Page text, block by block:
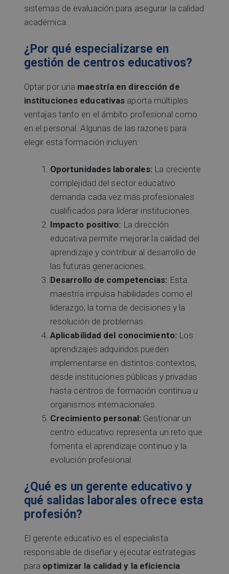
sistemas de evaluación para asegurar la calidad
académica.
¿Por qué especializarse en
gestión de centros educativos?
Optar por una maestría en dirección de
instituciones educativas aporta múltiples
ventajas tanto en el ámbito profesional como
en el personal. Algunas de las razones para
elegir esta formación incluyen:
Oportunidades laborales: La creciente
complejidad del sector educativo
demanda cada vez más profesionales
cualificados para liderar instituciones.
Impacto positivo: La dirección
educativa permite mejorar la calidad del
aprendizaje y contribuir al desarrollo de
las futuras generaciones.
Desarrollo de competencias: Esta
maestría impulsa habilidades como el
liderazgo, la toma de decisiones y la
resolución de problemas.
Aplicabilidad del conocimiento:Los
aprendizajes adquiridos pueden
implementarse en distintos contextos,
desde instituciones públicas y privadas
hasta centros de formación continua u
organismos internacionales.
Crecimiento personal:Gestionar un
centro educativo representa un reto que
fomenta el aprendizaje continuo y la
evolución profesional.
¿Qué es un gerente educativo y
qué salidas laborales ofrece esta
profesión?
El gerente educativo es el especialista
responsable de diseñar y ejecutar estrategias
para optimizar la calidad y la eficiencia